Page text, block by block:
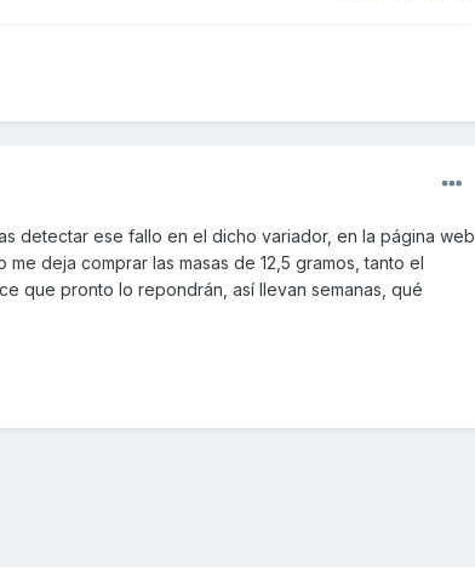
detectar ese fallo en el dicho variador, en la página web
deja comprar las masas de 12,5 gramos, tanto el
que pronto lo repondrán, así llevan semanas, qué